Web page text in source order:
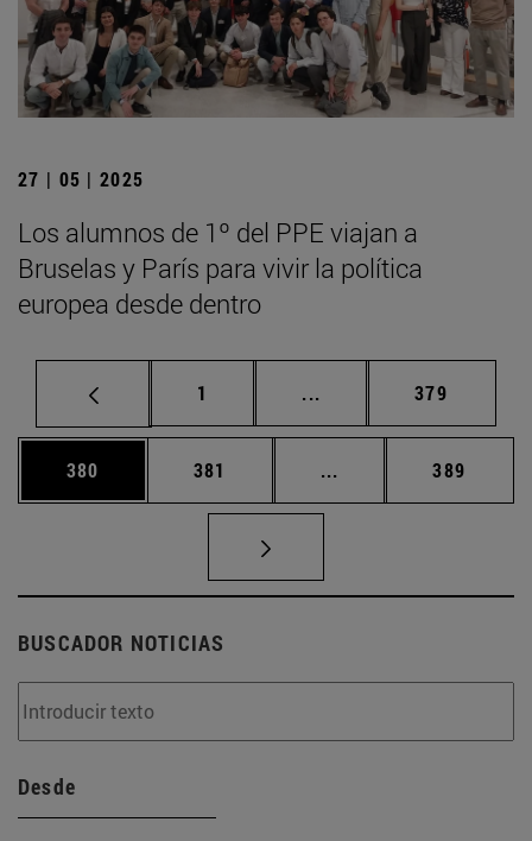
27 | 05 | 2025
Los alumnos de 1º del PPE viajan a
Bruselas y París para vivir la política
europea desde dentro
Página
1 ... Páginas intermedias
Página
379
Página
380 Página
381 ... Páginas intermedias
Página
389
BUSCADOR NOTICIAS
Desde